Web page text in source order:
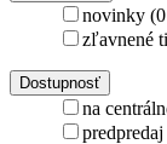
novinky
zľavnené
Dostupnosť
na